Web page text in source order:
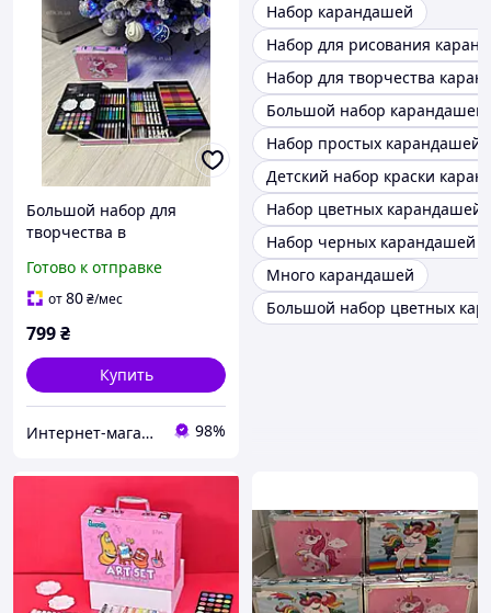
Большой набор для
творчества в
(145 предметов)
Готово к отправке
от80₴/мес
799₴
Купить
Интернет-магазин elfik.in.ua 98%
Набор карандашей
Набор для рисования
Набор для творчества
Большой набор карандашей
Набор простых карандашей
Детский набор краски
Набор цветных карандашей
Набор черных карандашей
Много карандашей
Большой набор цветных